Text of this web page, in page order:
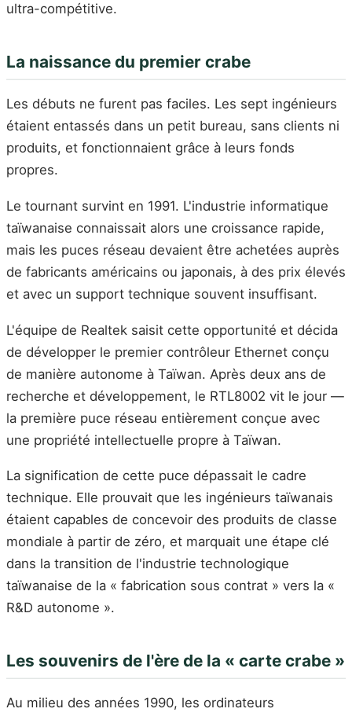
ultra-compétitive.
La naissance du premier crabe
Les débuts ne furent pas faciles. Les sept ingénieurs
étaient entassés dans un petit bureau, sans clients ni
produits, et fonctionnaient grâce à leurs fonds
propres.
Le tournant survint en 1991. L'industrie informatique
taïwanaise connaissait alors une croissance rapide,
mais les puces réseau devaient être achetées auprès
de fabricants américains ou japonais, à des prix élevés
et avec un support technique souvent insuffisant.
L'équipe de Realtek saisit cette opportunité et décida
de développer le premier contrôleur Ethernet conçu
de manière autonome à Taïwan. Après deux ans de
recherche et développement, le RTL8002 vit le jour —
la première puce réseau entièrement conçue avec
une propriété intellectuelle propre à Taïwan.
La signification de cette puce dépassait le cadre
technique. Elle prouvait que les ingénieurs taïwanais
étaient capables de concevoir des produits de classe
mondiale à partir de zéro, et marquait une étape clé
dans la transition de l'industrie technologique
taïwanaise de la « fabrication sous contrat » vers la «
R&D autonome ».
Les souvenirs de l'ère de la « carte crabe »
Au milieu des années 1990, les ordinateurs